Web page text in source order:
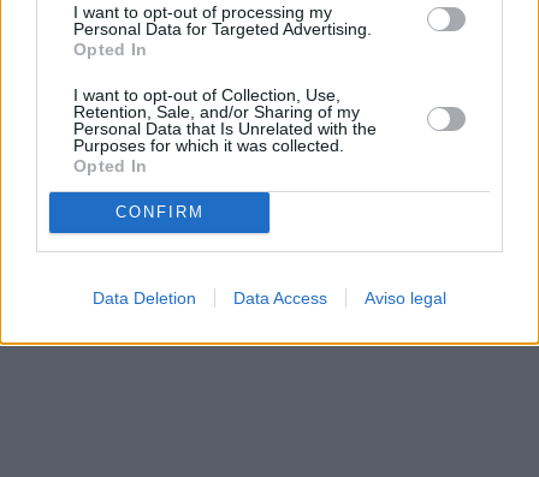
I want to opt-out of processing my
Personal Data for Targeted Advertising.
Opted In
I want to opt-out of Collection, Use,
Retention, Sale, and/or Sharing of my
Personal Data that Is Unrelated with the
Purposes for which it was collected.
Opted In
CONFIRM
Data Deletion Data Access Aviso legal